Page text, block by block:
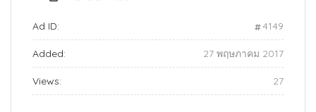
Ad ID: 4149
Added: 27 พฤษภาคม 2017
Views: 27